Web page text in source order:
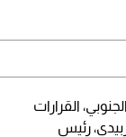
القرارات
رئيس